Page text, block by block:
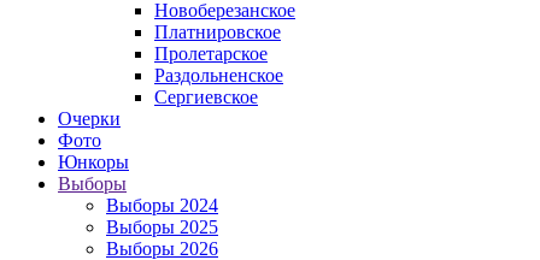
Новоберезанское
Платнировское
Пролетарское
Раздольненское
Сергиевское
Очерки
Фото
Юнкоры
Выборы
Выборы 2024
Выборы 2025
Выборы 2026